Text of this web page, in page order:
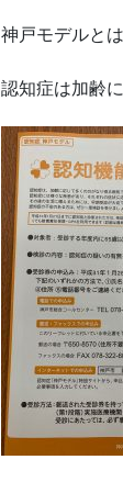
神戸モデルと
認知症は加齢